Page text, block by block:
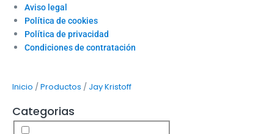
Aviso legal
Política de cookies
Política de privacidad
Condiciones de contratación
Inicio /Productos / Jay Kristoff
Categorias